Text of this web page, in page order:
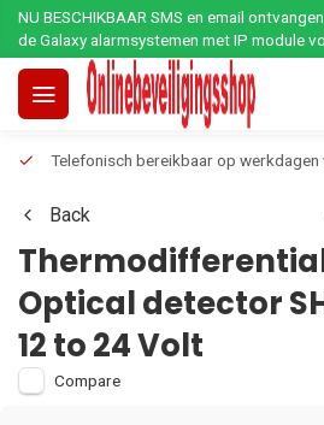
NU BESCHIKBAAR SMS en email
de Galaxy alarmsystemen met IP module
Telefonisch bereikbaar op
Back
Optical detector
12 to 24 Volt
Compare